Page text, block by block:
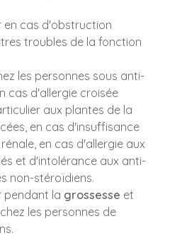
en cas d'obstruction
troubles de la fonction
les personnes sous anti-
cas d'allergie croisée
aux plantes de la
en cas d'insuffisance
en cas d'allergie aux
et d'intolérance aux anti-
non-stéroïdiens.
pendant la grossesse et
les personnes de